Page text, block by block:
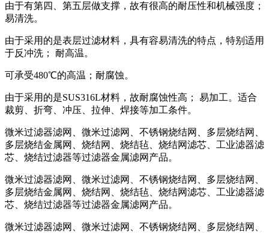
由于有第四、第五层做支撑，故有很高的耐压性和机械强度；
易清洗。
由于采用的是表层过滤材料，具有容易清洗的特点，特别适用
于反冲洗； 耐高温。
可承受480℃的高温；耐腐蚀。
由于采用的是SUS316L材料，故耐腐蚀性高； 易加工。适合
裁剪、折弯、冲压、拉伸、焊接等加工条件。
微米过滤器滤网、微米过滤网、不锈钢烧结网、多层烧结网、
多层烧结金属网、烧结网、烧结毡、烧结网滤芯、工业滤器滤
芯、烧结过滤器等过滤器金属滤网产品。
微米过滤器滤网、微米过滤网、不锈钢烧结网、多层烧结网、
多层烧结金属网、烧结网、烧结毡、烧结网滤芯、工业滤器滤
芯、烧结过滤器等过滤器金属滤网产品。
微米过滤器滤网、微米过滤网、不锈钢烧结网、多层烧结网、